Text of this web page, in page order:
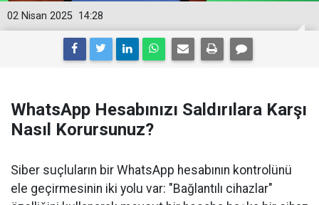
14:28
02 Nisan 2025
WhatsApp Hesabınızı Saldırılara Karşı
Nasıl Korursunuz?
Siber suçluların bir WhatsApp hesabının kontrolünü
ele geçirmesinin iki yolu var: "Bağlantılı cihazlar"